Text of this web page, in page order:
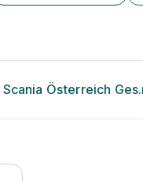
Österreich